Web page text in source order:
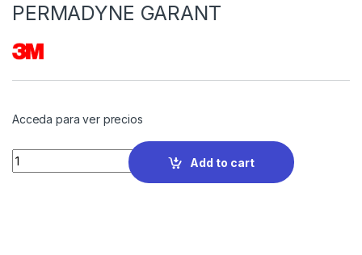
PERMADYNE GARANT
Acceda para ver precios
Quantity
Add to cart